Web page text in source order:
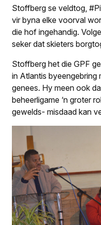
Stoffberg se veldtog,
vir byna elke voorval
die hof ingehandig.
seker dat skieters
Stoffberg het die GPF
in Atlantis byeengebring
genees. Hy meen ook
beheerligame ‘n groter
gewelds- misdaad kan